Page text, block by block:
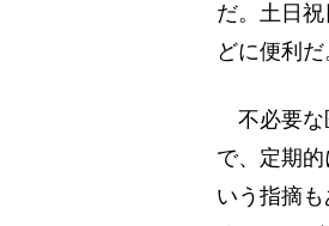
だ。土日
どに便利
不必要な
で、定期
いう指摘